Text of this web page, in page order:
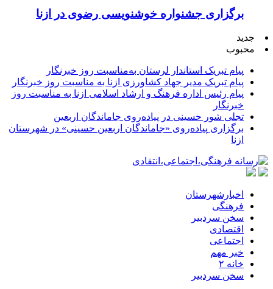
برگزاری جشنواره خوشنویسی رضوی در ازنا
جدید
محبوب
پیام تبریک استاندار لرستان به‌مناسبت روز خبرنگار
پیام تبریک مدیر جهاد کشاورزی ازنا به مناسبت روز خبرنگار
پیام رئیس اداره فرهنگ و ارشاد اسلامی ازنا به مناسبت روز
خبرنگار
تجلی شور حسینی در پیاده‌روی جاماندگان اربعین
برگزاری پیاده‌روی «جاماندگان اربعین حسینی» در شهرستان
ازنا
اخبارشهرستان
فرهنگی
سخن سردبیر
اقتصادی
اجتماعی
خبر مهم
خانه ۲
سخن سردبیر